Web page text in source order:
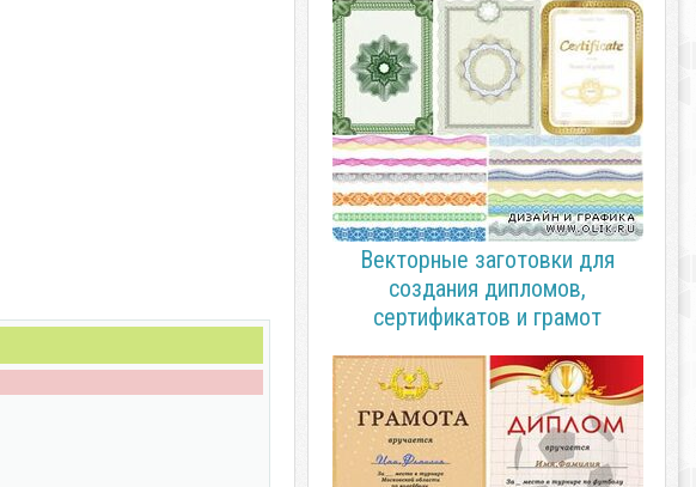
Векторные заготовки для
создания дипломов,
сертификатов и грамот